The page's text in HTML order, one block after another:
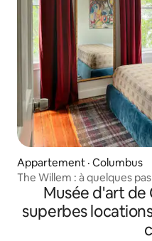
Appartement · Columbus
The Willem : à quelques
Musée d'art de
superbes